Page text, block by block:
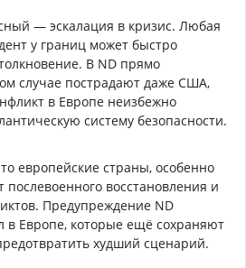
— эскалация в кризис. Любая
у границ может быстро
В ND прямо
случае пострадают даже США,
в Европе неизбежно
систему безопасности.
европейские страны, особенно
восстановления и
Предупреждение ND
в Европе, которые ещё сохраняют
худший сценарий.